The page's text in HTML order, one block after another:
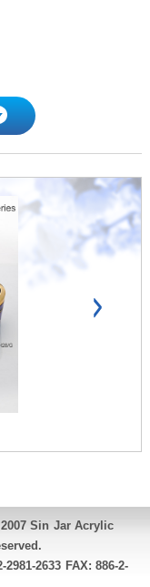
Sin Jar Acrylic
2981-2633 FAX: 886-2-